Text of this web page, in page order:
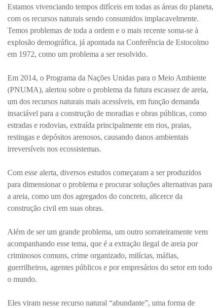
Estamos vivenciando tempos difíceis em todas as áreas do planeta,
com os recursos naturais sendo consumidos implacavelmente.
Temos problemas de toda a ordem e o mais recente soma-se à
explosão demográfica, já apontada na Conferência de Estocolmo
em 1972, como um problema a ser resolvido.
Em 2014, o Programa da Nações Unidas para o Meio Ambiente
(PNUMA), alertou sobre o problema da futura escassez de areia,
um dos recursos naturais mais acessíveis, em função demanda
insaciável para a construção de moradias e obras públicas, como
estradas e rodovias, extraída principalmente em rios, praias,
restingas e depósitos arenosos, causando danos ambientais
irreversíveis nos ecossistemas.
Com esse alerta, diversos estudos começaram a ser produzidos
para dimensionar o problema e procurar soluções alternativas para
a areia, como um dos agregados do concreto, alicerce da
construção civil em suas obras.
Além de ser um grande problema, um outro sorrateiramente vem
acompanhando esse tema, que é a extração ilegal de areia por
criminosos comuns, crime organizado, milícias, máfias,
guerrilheiros, agentes públicos e por empresários do setor em todo
o mundo.
Eles viram nesse recurso natural “abundante”, uma forma de